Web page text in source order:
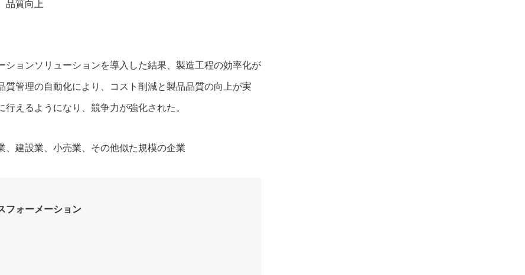
品質向上
ョンソリューションを導入した結果、製造工程の効率化が
管理の自動化により、コスト削減と製品品質の向上が実
えるようになり、競争力が強化された。
、建設業、小売業、その他似た規模の企業
フォーメーション